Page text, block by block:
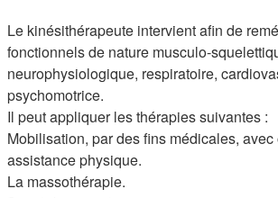
kinésithérapeutes
Le kinésithérapeute intervient afin de
fonctionnels de nature musculo-
neurophysiologique, respiratoire,
psychomotrice.
Il peut appliquer les thérapies suivantes :
Mobilisation, par des fins médicales, avec
assistance physique.
La massothérapie.